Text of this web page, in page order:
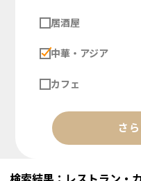
居酒屋
中華・アジア
カフェ
さ